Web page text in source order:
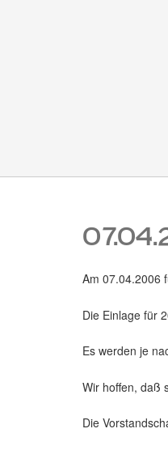
Am 07.04.2006
Die Einlage für
Es werden je
Wir hoffen, daß
Die